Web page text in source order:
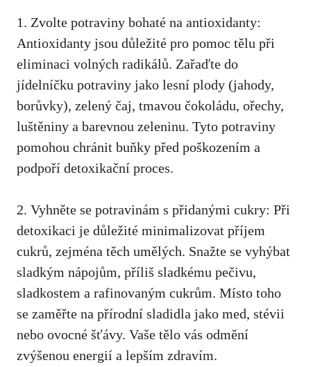
1. Zvolte potraviny bohaté na antioxidanty:
Antioxidanty jsou důležité pro pomoc tělu při
eliminaci volných radikálů. Zařaďte do
jídelníčku potraviny jako lesní plody (jahody,
borůvky), zelený čaj, tmavou čokoládu, ořechy,
luštěniny a barevnou zeleninu. Tyto potraviny
pomohou chránit buňky před poškozením a
podpoří detoxikační proces.
2. Vyhněte se potravinám s přidanými cukry: Při
detoxikaci je důležité minimalizovat příjem
cukrů, zejména těch umělých. Snažte se vyhýbat
sladkým nápojům, příliš sladkému pečivu,
sladkostem a rafinovaným cukrům. Místo toho
se zaměřte na přírodní sladidla jako med, stévii
nebo ovocné šťávy. Vaše tělo vás odmění
zvýšenou energií a lepším zdravím.